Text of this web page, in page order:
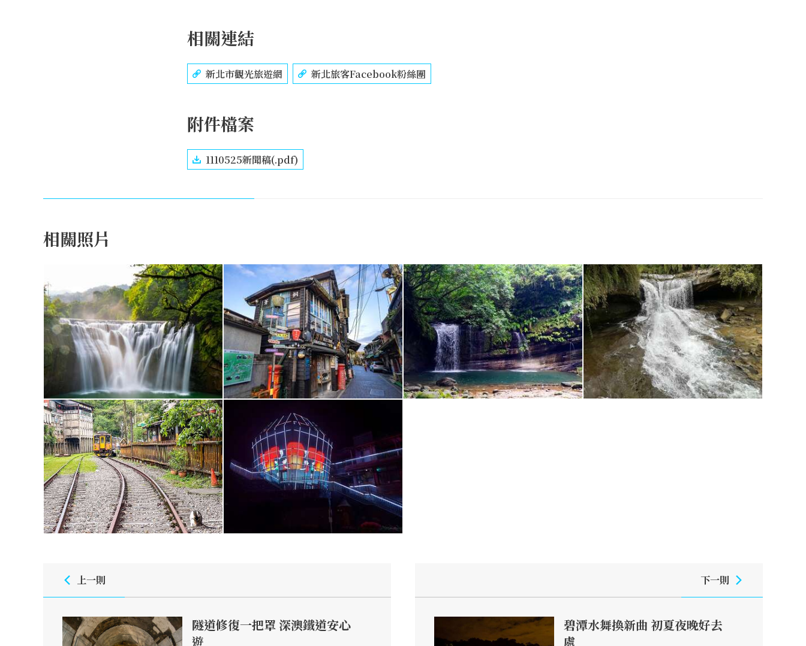
相關連結
新北市觀光旅遊網 新北旅客Facebook粉絲團
附件檔案
1110525新聞稿(.pdf)
相關照片
上一則
隧道修復一把罩 深澳鐵道安心
遊
下一則
碧潭水舞換新曲 初夏夜晚好去
處